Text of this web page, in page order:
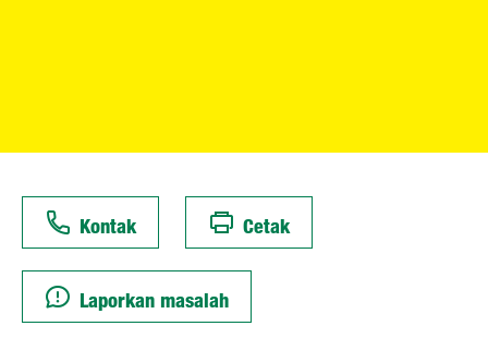
Kontak Cetak
Laporkan masalah